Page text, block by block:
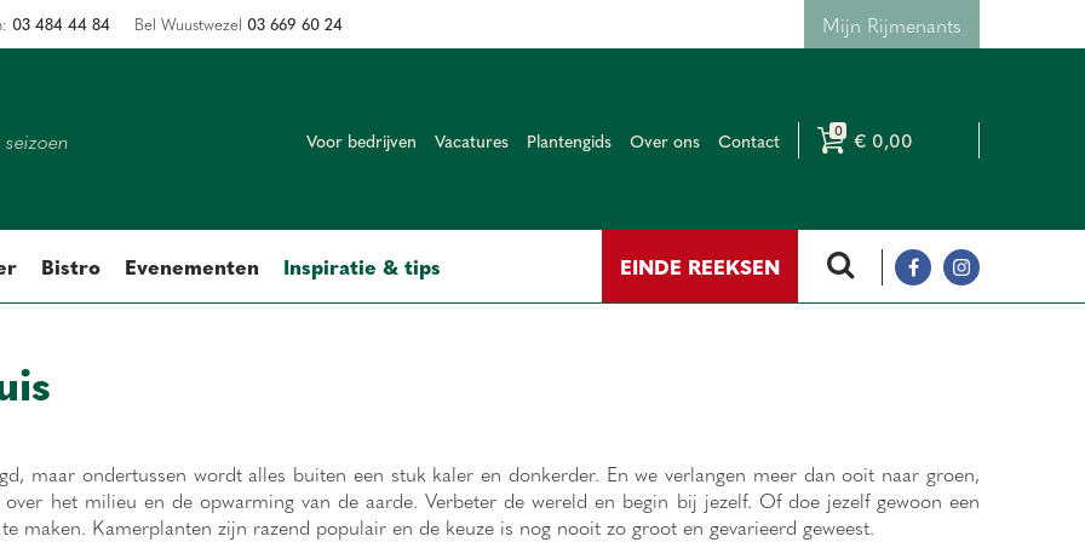
Mijn Rijmenants
Voor bedrijven Vacatures Plantengids Over ons Contact € 0,00
EINDE REEKSEN
Bistro Evenementen Inspiratie & tips
03 484 44 84 Bel Wuustwezel 03 669 60 24
maar ondertussen wordt alles buiten een stuk kaler en donkerder. En we verlangen meer dan ooit naar groen,
het milieu en de opwarming van de aarde. Verbeter de wereld en begin bij jezelf. Of doe jezelf gewoon een
maken. Kamerplanten zijn razend populair en de keuze is nog nooit zo groot en gevarieerd geweest.